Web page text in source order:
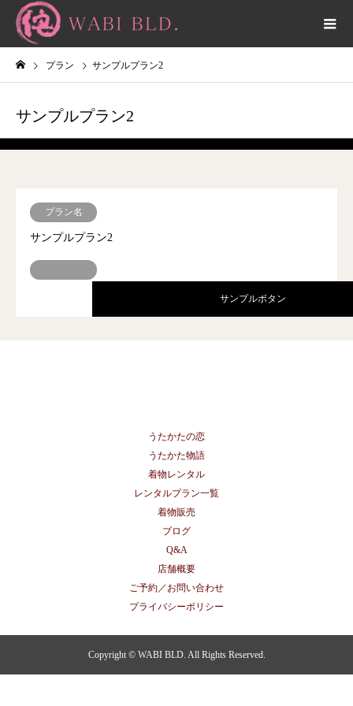
プラン サンプルプラン2
サンプルプラン2
アイテム2のキャプション
プラン名
サンプルプラン2
サンプルボタン
うたかたの恋
うたかた物語
着物レンタル
レンタルプラン一覧
着物販売
ブログ
Q&A
店舗概要
ご予約／お問い合わせ
プライバシーポリシー
Copyright © WABI BLD. All Rights Reserved.